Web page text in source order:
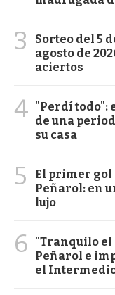
3
Sorteo del 5
agosto de
aciertos
4 "Perdí todo":
de una
su casa
5
El primer gol
Peñarol: en
lujo
6
"Tranquilo el
Peñarol e
el